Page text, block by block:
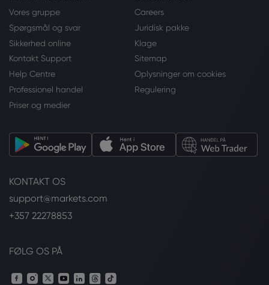
Vores gruppe
Careers
Spørgsmål og svar
Juridisk pakke
Sikkerhed online
Klage
Kontakt Support
Sitemap
Help Centre
Oplysninger om cookies
Professionel handel
Regulering
Priser og medier
KONTAKT OS
support@markets.com
+357 22278853
FØLG OS PÅ